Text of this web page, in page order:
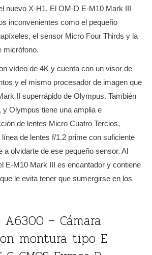
nuevo X-H1. El OM-D E-M10 Mark III
inconvenientes como el pequeño
el sensor Micro Four Thirds y la
micrófono.
vídeo de 4K y cuenta con un visor de
y el mismo procesador de imagen que
II superrápido de Olympus. También
y Olympus tiene una amplia e
de lentes Micro Cuatro Tercios,
de lentes f/1.2 prime con suficiente
a olvidarte de ese pequeño sensor. Al
E-M10 Mark III es encantador y contiene
le evita tener que sumergirse en los
– Cámara
montura tipo E